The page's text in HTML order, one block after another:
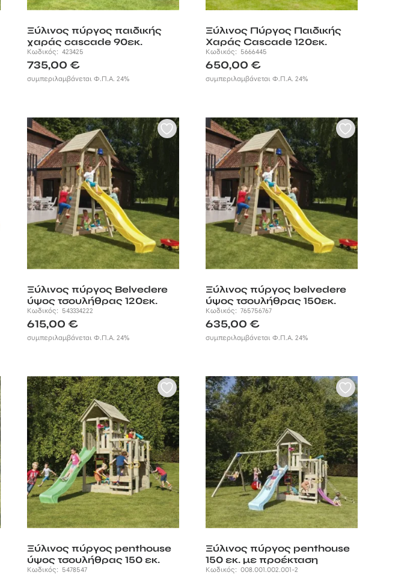
Ξύλινος πύργος παιδικής
χαράς cascade 90εκ.
Κωδικός: 423425
735,00 €
συμπεριλαμβάνεται Φ.Π.Α. 24%
Ξύλινος Πύργος Παιδικής
Χαράς Cascade 120εκ.
Κωδικός: 5666445
650,00 €
συμπεριλαμβάνεται Φ.Π.Α. 24%
Ξύλινος πύργος Belvedere
ύψος τσουλήθρας 120εκ.
Κωδικός: 543334222
615,00 €
συμπεριλαμβάνεται Φ.Π.Α. 24%
Ξύλινος πύργος belvedere
ύψος τσουλήθρας 150εκ.
Κωδικός: 765756767
635,00 €
συμπεριλαμβάνεται Φ.Π.Α. 24%
Ξύλινος πύργος penthouse
ύψος τσουλήθρας 150 εκ.
Κωδικός: 5478547
Ξύλινος πύργος penthouse
150 εκ. με προέκταση
Κωδικός: 008.001.002.001-2